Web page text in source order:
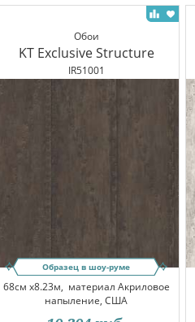
Обои
KT Exclusive Structure
IR51001
Образец в шоу-руме
68см x8.23м, материал Акриловое
напыление, США